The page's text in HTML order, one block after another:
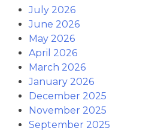
July 2026
June 2026
May 2026
April 2026
March 2026
January 2026
December 2025
November 2025
September 2025